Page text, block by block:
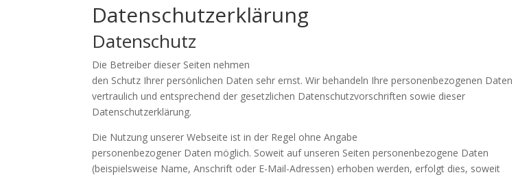
Datenschutzerklärung
Datenschutz
Die Betreiber dieser Seiten nehmen
den Schutz Ihrer persönlichen Daten sehr ernst. Wir behandeln Ihre personenbezogenen Daten
vertraulich und entsprechend der gesetzlichen Datenschutzvorschriften sowie dieser
Datenschutzerklärung.
Die Nutzung unserer Webseite ist in der Regel ohne Angabe
personenbezogener Daten möglich. Soweit auf unseren Seiten personenbezogene Daten
(beispielsweise Name, Anschrift oder E-Mail-Adressen) erhoben werden, erfolgt dies, soweit